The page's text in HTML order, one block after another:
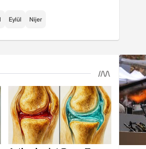
Eylül Nijer